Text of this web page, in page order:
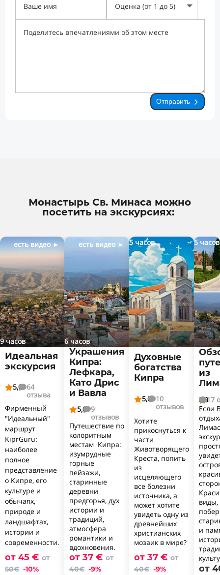
Отправить
Монастырь Св. Минаса можно
посетить на экскурсиях:
есть видео ►
9 часов
Идеальная
экскурсия
5,064
отзыва
Фирменный
"Идеальный"
маршрут
KiprGuru:
наиболее
полное
представление
о Кипре, его
культуре и
обычаях,
природе и
ландшафтах,
истории и
современности.
от 45 € от
50€ -10%
есть видео ►
6 часов
Украшения
Кипра:
Лефкара,
Като Дрис
и Вавла
5,09
отзывов
Путешествие по
колоритным
местам Кипра:
изумрудные
горные
пейзажи,
старинные
деревни
предгорья, дух
истории и
традиций,
атмосфера
романтики и
вдохновения.
от 37 € от
40€ -9%
5 часов
Духовные
богатства
Кипра
5,010
отзывов
Хотите
прикоснуться к
части
Животворящего
Креста, попить
из
исцеляющего
все болезни
источника, а
может хотите
увидеть одну из
древнейших
христианских
мозаик в мире?
от 37 € от
40€ -9%
5 часов
из

5,0
17
Если
виды,
и
от